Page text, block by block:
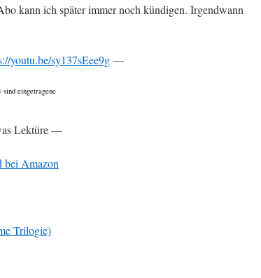
kann ich später immer noch kündigen. Irgendwann
youtu.be/sy137sEee9g—
eingetragene
Lektüre —
bei Amazon
Trilogie)